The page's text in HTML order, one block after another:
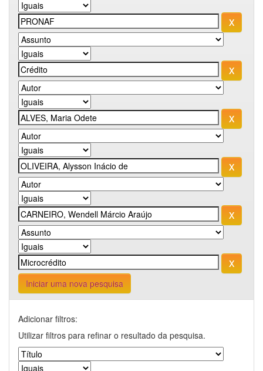
Iniciar uma nova pesquisa
Adicionar filtros:
Utilizar filtros para refinar o resultado da pesquisa.